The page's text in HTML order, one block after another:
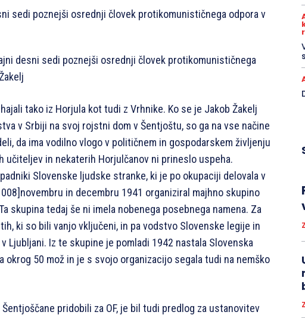
desni sedi poznejši osrednji človek protikomunističnega
tako iz Horjula kot tudi z Vrhnike. Ko se je Jakob Žakelj
v Srbiji na svoj rojstni dom v Šentjoštu, so ga na vse načine
da ima vodilno vlogo v političnem in gospodarskem življenju
učiteljev in nekaterih Horjulčanov ni prineslo uspeha.
Slovenske ljudske stranke, ki je po okupaciji delovala v
novembru in decembru 1941 organiziral majhno skupino
skupina tedaj še ni imela nobenega posebnega namena. Za
ki so bili vanjo vključeni, in pa vodstvo Slovenske legije in
Ljubljani. Iz te skupine je pomladi 1942 nastala Slovenska
okrog 50 mož in je s svojo organizacijo segala tudi na nemško
pridobili za OF, je bil tudi predlog za ustanovitev